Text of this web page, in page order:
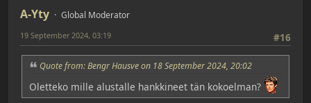
A-Yty Global Moderator
#16
19 September 2024, 03:19
Quote from: Bengr Hausve on 18 September 2024, 20:02
Oletteko mille alustalle hankkineet tän kokoelman?